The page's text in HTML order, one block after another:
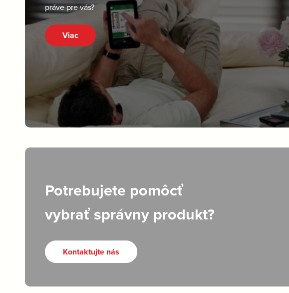
práve pre vás?
Viac
Potrebujete pomôcť
vybrať správny produkt?
Kontaktujte nás